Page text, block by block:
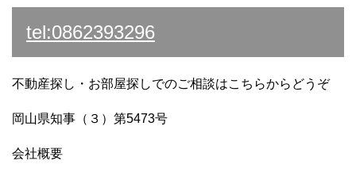
tel:0862393296
不動産探し・お部屋探しでのご相談はこちらからどうぞ
岡山県知事（３）第5473号
会社概要